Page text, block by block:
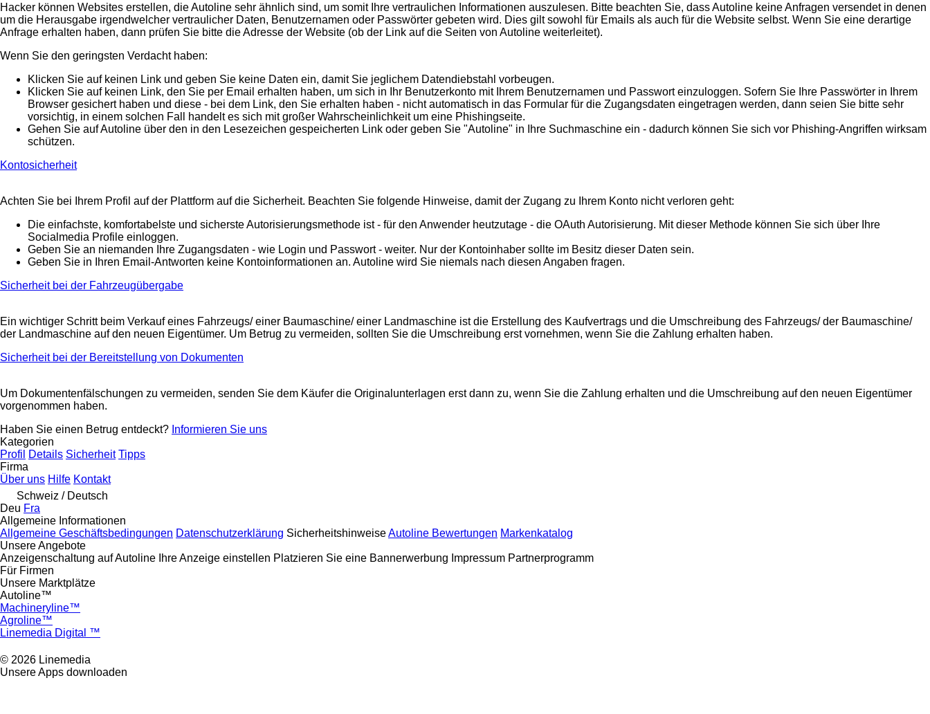
Hacker können Websites erstellen, die Autoline sehr ähnlich sind, um somit Ihre vertraulichen Informationen auszulesen. Bitte beachten Sie, dass Autoline keine Anfragen versendet in denen
um die Herausgabe irgendwelcher vertraulicher Daten, Benutzernamen oder Passwörter gebeten wird. Dies gilt sowohl für Emails als auch für die Website selbst. Wenn Sie eine derartige
Anfrage erhalten haben, dann prüfen Sie bitte die Adresse der Website (ob der Link auf die Seiten von Autoline weiterleitet).
Wenn Sie den geringsten Verdacht haben:
Klicken Sie auf keinen Link und geben Sie keine Daten ein, damit Sie jeglichem Datendiebstahl vorbeugen.
Klicken Sie auf keinen Link, den Sie per Email erhalten haben, um sich in Ihr Benutzerkonto mit Ihrem Benutzernamen und Passwort einzuloggen. Sofern Sie Ihre Passwörter in Ihrem
Browser gesichert haben und diese - bei dem Link, den Sie erhalten haben - nicht automatisch in das Formular für die Zugangsdaten eingetragen werden, dann seien Sie bitte sehr
vorsichtig, in einem solchen Fall handelt es sich mit großer Wahrscheinlichkeit um eine Phishingseite.
Gehen Sie auf Autoline über den in den Lesezeichen gespeicherten Link oder geben Sie "Autoline" in Ihre Suchmaschine ein - dadurch können Sie sich vor Phishing-Angriffen wirksam
schützen.
Kontosicherheit
Achten Sie bei Ihrem Profil auf der Plattform auf die Sicherheit. Beachten Sie folgende Hinweise, damit der Zugang zu Ihrem Konto nicht verloren geht:
Die einfachste, komfortabelste und sicherste Autorisierungsmethode ist - für den Anwender heutzutage - die OAuth Autorisierung. Mit dieser Methode können Sie sich über Ihre
Socialmedia Profile einloggen.
Geben Sie an niemanden Ihre Zugangsdaten - wie Login und Passwort - weiter. Nur der Kontoinhaber sollte im Besitz dieser Daten sein.
Geben Sie in Ihren Email-Antworten keine Kontoinformationen an. Autoline wird Sie niemals nach diesen Angaben fragen.
Sicherheit bei der Fahrzeugübergabe
Ein wichtiger Schritt beim Verkauf eines Fahrzeugs/ einer Baumaschine/ einer Landmaschine ist die Erstellung des Kaufvertrags und die Umschreibung des Fahrzeugs/ der Baumaschine/
der Landmaschine auf den neuen Eigentümer. Um Betrug zu vermeiden, sollten Sie die Umschreibung erst vornehmen, wenn Sie die Zahlung erhalten haben.
Sicherheit bei der Bereitstellung von Dokumenten
Um Dokumentenfälschungen zu vermeiden, senden Sie dem Käufer die Originalunterlagen erst dann zu, wenn Sie die Zahlung erhalten und die Umschreibung auf den neuen Eigentümer
vorgenommen haben.
Haben Sie einen Betrug entdeckt? Informieren Sie uns
Kategorien
Profil
Details Sicherheit Tipps
Firma
Über uns Hilfe Kontakt
Schweiz / Deutsch
Deu Fra
Allgemeine Informationen
Allgemeine Geschäftsbedingungen Datenschutzerklärung SicherheitshinweiseAutoline Bewertungen Markenkatalog
Unsere Angebote
Anzeigenschaltung auf Autoline Ihre Anzeige einstellen Platzieren Sie eine Bannerwerbung Impressum Partnerprogramm
Für Firmen
Unsere Marktplätze
Autoline™
Machineryline™
Agroline™
Linemedia Digital ™
© 2026 Linemedia
Unsere Apps downloaden